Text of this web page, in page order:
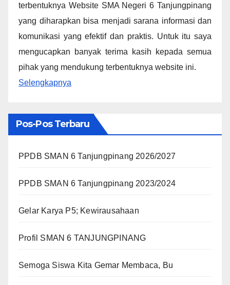
terbentuknya Website SMA Negeri 6 Tanjungpinang
yang diharapkan bisa menjadi sarana informasi dan
komunikasi yang efektif dan praktis. Untuk itu saya
mengucapkan banyak terima kasih kepada semua
pihak yang mendukung terbentuknya website ini.
Selengkapnya
Pos-Pos Terbaru
PPDB SMAN 6 Tanjungpinang 2026/2027
PPDB SMAN 6 Tanjungpinang 2023/2024
Gelar Karya P5; Kewirausahaan
Profil SMAN 6 TANJUNGPINANG
Semoga Siswa Kita Gemar Membaca, Bu